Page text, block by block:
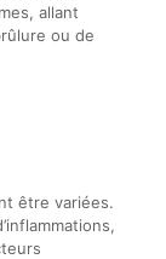
allant
ou de
être variées.